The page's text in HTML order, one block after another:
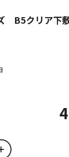
B5クリア下敷